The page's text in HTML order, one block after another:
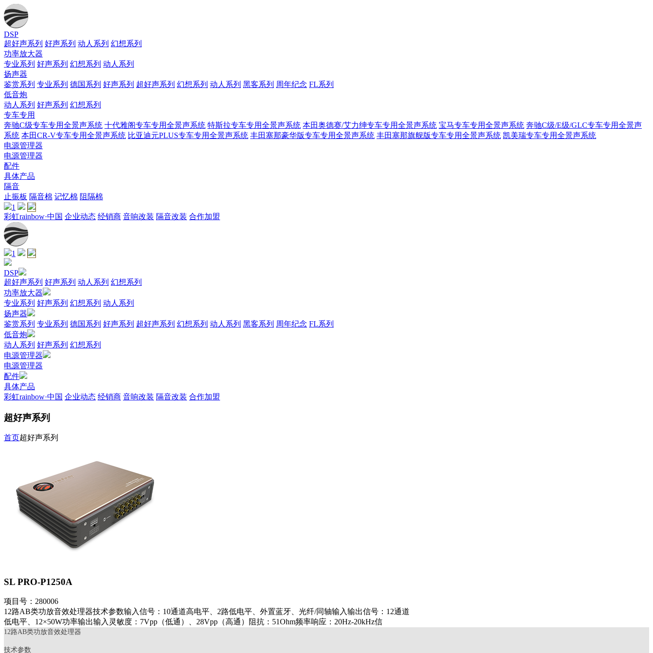
DSP
超好声系列 好声系列 动人系列 幻想系列
功率放大器
专业系列 好声系列 幻想系列 动人系列
扬声器
鉴赏系列 专业系列 德国系列 好声系列 超好声系列 幻想系列 动人系列 黑客系列 周年纪念 FL系列
低音炮
动人系列 好声系列 幻想系列
专车专用
奔驰C级专车专用全景声系统 十代雅阁专车专用全景声系统 特斯拉专车专用全景声系统 本田奥德赛/艾力绅专车专用全景声系统 宝马专车专用全景声系统 奔驰C级/E级/GLC专车专用全景声
系统 本田CR-V专车专用全景声系统 比亚迪元PLUS专车专用全景声系统 丰田塞那豪华版专车专用全景声系统 丰田塞那旗舰版专车专用全景声系统 凯美瑞专车专用全景声系统
电源管理器
电源管理器
配件
具体产品
隔音
止振板 隔音棉 记忆棉 阻隔棉
1
彩虹rainbow·中国 企业动态 经销商 音响改装 隔音改装 合作加盟
1
DSP
超好声系列 好声系列 动人系列 幻想系列
功率放大器
专业系列 好声系列 幻想系列 动人系列
扬声器
鉴赏系列 专业系列 德国系列 好声系列 超好声系列 幻想系列 动人系列 黑客系列 周年纪念 FL系列
低音炮
动人系列 好声系列 幻想系列
电源管理器
电源管理器
配件
具体产品
彩虹rainbow·中国 企业动态 经销商 音响改装 隔音改装 合作加盟
超好声系列
首页超好声系列
SL PRO-P1250A
项目号：280006
12路AB类功放音效处理器技术参数输入信号：10通道高电平、2路低电平、外置蓝牙、光纤/同轴输入输出信号：12通道
低电平、12×50W功率输出输入灵敏度：7Vpp（低通）、28Vpp（高通）阻抗：51Ohm频率响应：20Hz-20kHz信
12路AB类功放音效处理器
技术参数